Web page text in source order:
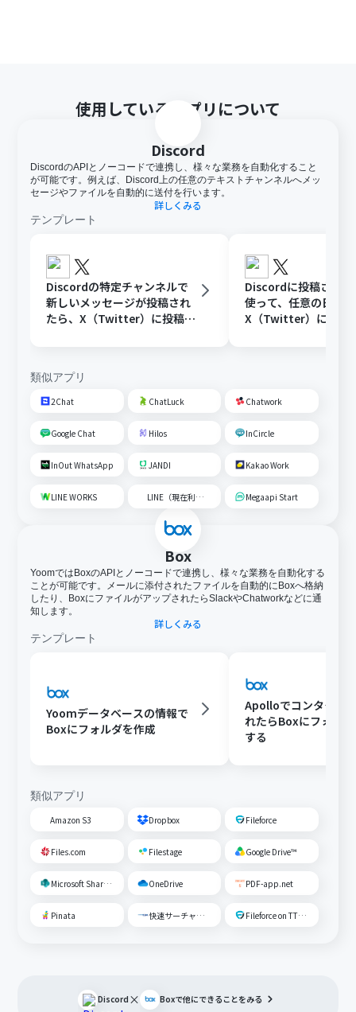
使用しているアプリについて
Discord
DiscordのAPIとノーコードで連携し、様々な業務を自動化すること
が可能です。例えば、Discord上の任意のテキストチャンネルへメッ
セージやファイルを自動的に送付を行います。
詳しくみる
テンプレート
Discordの特定チャンネルで
新しいメッセージが投稿され
たら、X（Twitter）に投稿す
Discordに投稿され
使って、任意の日時に
X（Twitter）に投稿
類似アプリ
2Chat ChatLuck Chatwork
Google Chat Hilos InCircle
InOut WhatsApp JANDI Kakao Work
LINE WORKS LINE（現在利用不可） Megaapi Start
Box
YoomではBoxのAPIとノーコードで連携し、様々な業務を自動化する
ことが可能です。メールに添付されたファイルを自動的にBoxへ格納
したり、BoxにファイルがアップされたらSlackやChatworkなどに通
知します。
詳しくみる
テンプレート
Yoomデータベースの情報で
Boxにフォルダを作成
Apolloでコンタクト
れたらBoxにフォル
する
類似アプリ
Amazon S3 Dropbox Fileforce
Files.com Filestage Google Drive™
Microsoft SharePoint OneDrive PDF-app.net
Pinata 快速サーチャーGX Fileforce on TTS Cloud
Discord × Boxで他にできることをみる